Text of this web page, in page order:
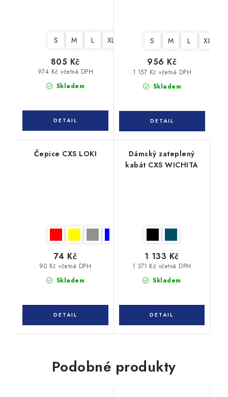
S M L XL 3XL
Skladem
974 Kč včetně DPH
805 Kč
S M L XL
Skladem
1 157 Kč včetně DPH
956 Kč
Čepice CXS LOKI
Skladem
90 Kč včetně DPH
74 Kč
Dámský zateplený
kabát CXS WICHITA
Skladem
1 371 Kč včetně DPH
1 133 Kč
Podobné produkty